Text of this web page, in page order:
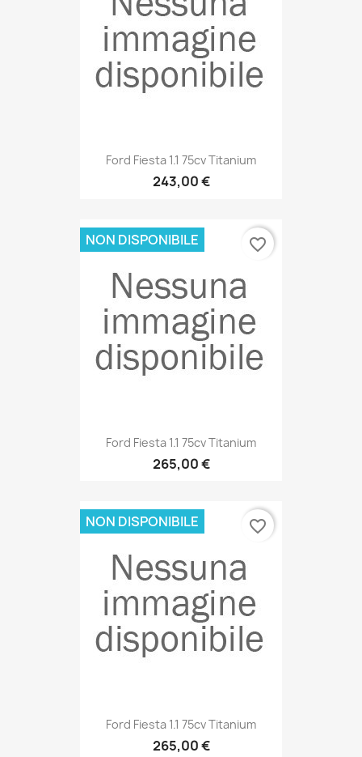
Ford Fiesta 1.1 75cv Titanium
243,00 €
Ford Fiesta 1.1 75cv Titanium
265,00 €
NON DISPONIBILE favorite_border
Ford Fiesta 1.1 75cv Titanium
265,00 €
NON DISPONIBILE favorite_border